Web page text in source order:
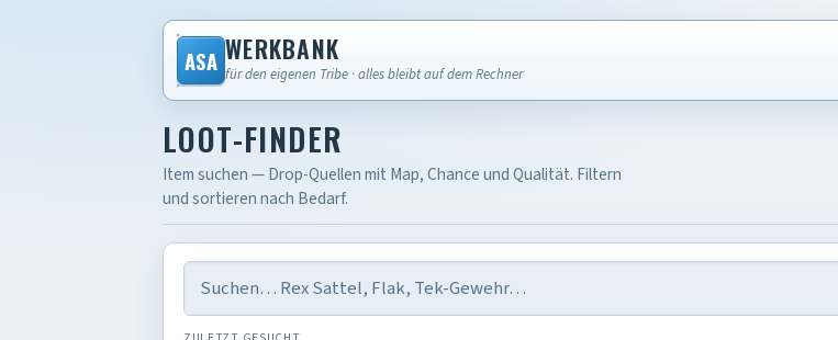
ASA WERKBANK
für den eigenen Tribe · alles bleibt auf dem Rechner
LOOT-FINDER
Item suchen — Drop-Quellen mit Map, Chance und Qualität. Filtern
und sortieren nach Bedarf.